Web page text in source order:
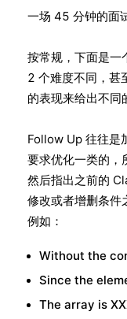
一场 45 分钟的面
按常规，下面是
2 个难度不同，甚
的表现来给出不同
Follow Up 往往是
要求优化一类的，
然后指出之前的
修改或者增删条件
例如：
Without the
Since the
The array is